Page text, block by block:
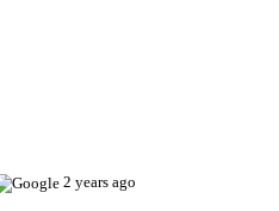
2 years ago